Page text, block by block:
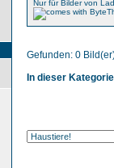
Nur für Bilder von
Gefunden: 0
In dieser